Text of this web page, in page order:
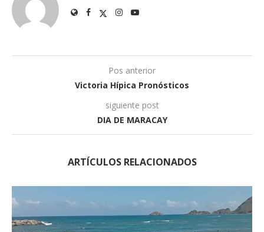
Pos anterior
Victoria Hípica Pronósticos
siguiente post
DIA DE MARACAY
ARTÍCULOS RELACIONADOS